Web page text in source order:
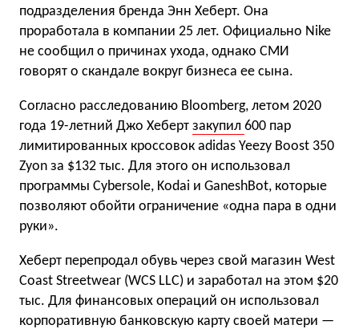
подразделения бренда Энн Хеберт. Она
проработала в компании 25 лет. Официально Nike
не сообщил о причинах ухода, однако СМИ
говорят о скандале вокруг бизнеса ее сына.
Согласно расследованию Bloomberg, летом 2020
года 19-летний Джо Хеберт закупил 600 пар
лимитированных кроссовок adidas Yeezy Boost 350
Zyon за $132 тыс. Для этого он использовал
программы Cybersole, Kodai и GaneshBot, которые
позволяют обойти ограничение «одна пара в одни
руки».
Хеберт перепродал обувь через свой магазин West
Coast Streetwear (WCS LLC) и заработал на этом $20
тыс. Для финансовых операций он использовал
корпоративную банковскую карту своей матери —